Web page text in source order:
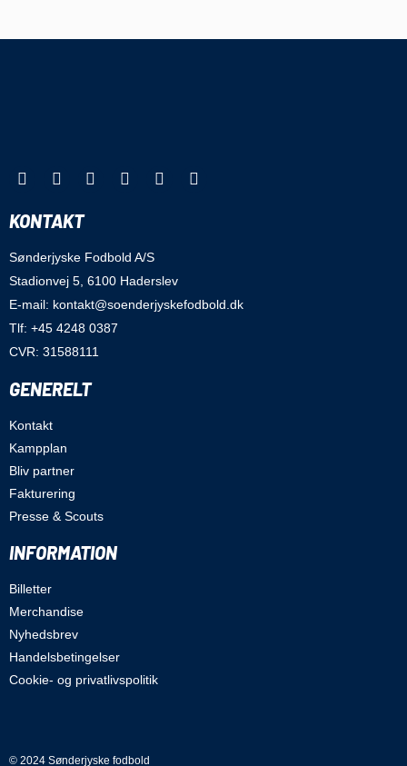
KONTAKT
Sønderjyske Fodbold A/S
Stadionvej 5, 6100 Haderslev
E-mail: kontakt@soenderjyskefodbold.dk
Tlf: +45 4248 0387
CVR: 31588111
GENERELT
Kontakt
Kampplan
Bliv partner
Fakturering
Presse & Scouts
INFORMATION
Billetter
Merchandise
Nyhedsbrev
Handelsbetingelser
Cookie- og privatlivspolitik
© 2024 Sønderjyske fodbold